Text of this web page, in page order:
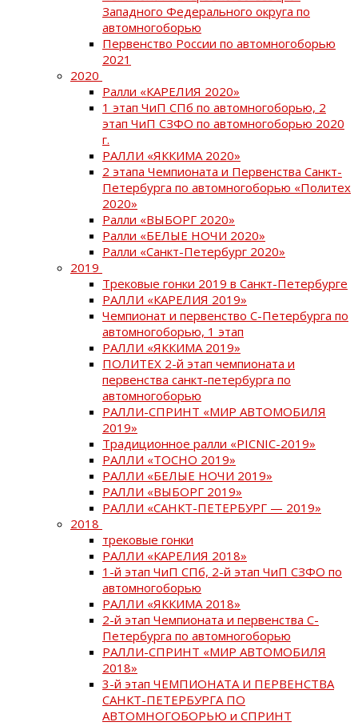
Западного Федерального округа по
автомногоборью
Первенство России по автомногоборью
2021
2020
Ралли «КАРЕЛИЯ 2020»
1 этап ЧиП СПб по автомногоборью, 2
этап ЧиП СЗФО по автомногоборью 2020
г.
РАЛЛИ «ЯККИМА 2020»
2 этапа Чемпионата и Первенства Санкт-
Петербурга по автомногоборью «Политех
2020»
Ралли «ВЫБОРГ 2020»
Ралли «БЕЛЫЕ НОЧИ 2020»
Ралли «Санкт-Петербург 2020»
2019
Трековые гонки 2019 в Санкт-Петербурге
РАЛЛИ «КАРЕЛИЯ 2019»
Чемпионат и первенство С-Петербурга по
автомногоборью, 1 этап
РАЛЛИ «ЯККИМА 2019»
ПОЛИТЕХ 2-й этап чемпионата и
первенства санкт-петербурга по
автомногоборью
РАЛЛИ-СПРИНТ «МИР АВТОМОБИЛЯ
2019»
Традиционное ралли «PICNIC-2019»
РАЛЛИ «ТОСНО 2019»
РАЛЛИ «БЕЛЫЕ НОЧИ 2019»
РАЛЛИ «ВЫБОРГ 2019»
РАЛЛИ «САНКТ-ПЕТЕРБУРГ — 2019»
2018
трековые гонки
РАЛЛИ «КАРЕЛИЯ 2018»
1-й этап ЧиП СПб, 2-й этап ЧиП СЗФО по
автомногоборью
РАЛЛИ «ЯККИМА 2018»
2-й этап Чемпионата и первенства С-
Петербурга по автомногоборью
РАЛЛИ-СПРИНТ «МИР АВТОМОБИЛЯ
2018»
3-й этап ЧЕМПИОНАТА И ПЕРВЕНСТВА
САНКТ-ПЕТЕРБУРГА ПО
АВТОМНОГОБОРЬЮ и СПРИНТ